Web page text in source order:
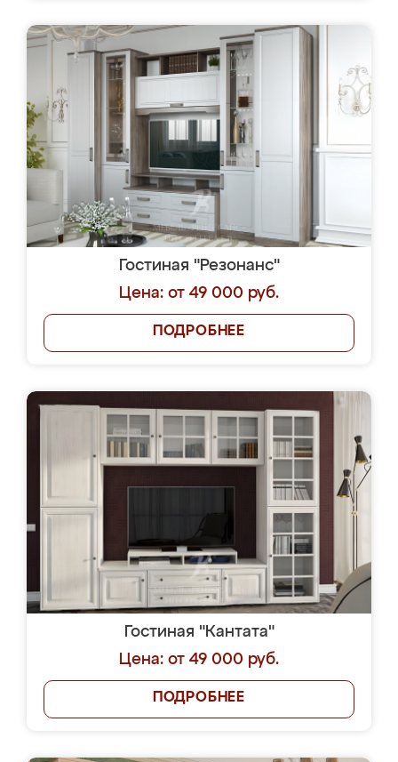
Гостиная "Резонанс"
Цена: от 49 000 руб.
ПОДРОБНЕЕ
Гостиная "Кантата"
Цена: от 49 000 руб.
ПОДРОБНЕЕ